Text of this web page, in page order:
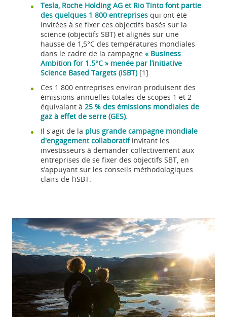
Tesla, Roche Holding AG et Rio Tinto font partie
des quelques 1 800 entreprises qui ont été
invitées à se fixer ces objectifs basés sur la
science (objectifs SBT) et alignés sur une
hausse de 1,5°C des températures mondiales
dans le cadre de la campagne « Business
Ambition for 1.5°C » menée par l’initiative
Science Based Targets (iSBT) [1]
Ces 1 800 entreprises environ produisent des
émissions annuelles totales de scopes 1 et 2
équivalant à 25 % des émissions mondiales de
gaz à effet de serre (GES).
Il s'agit de la plus grande campagne mondiale
d'engagement collaboratif invitant les
investisseurs à demander collectivement aux
entreprises de se fixer des objectifs SBT, en
s’appuyant sur les conseils méthodologiques
clairs de l’iSBT.